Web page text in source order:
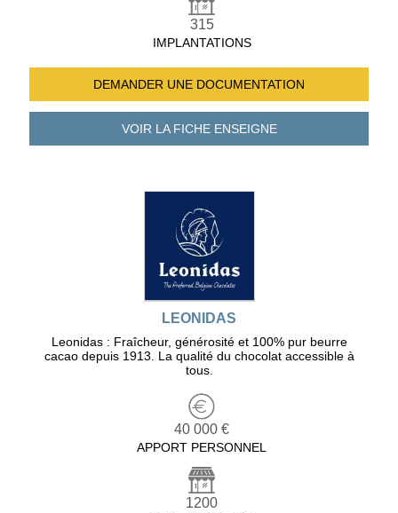
315
IMPLANTATIONS
DEMANDER UNE DOCUMENTATION
VOIR LA FICHEENSEIGNE
LEONIDAS
Leonidas : Fraîcheur, générosité et 100% pur beurre
cacao depuis 1913. La qualité du chocolat accessible à
tous.
40 000 €
APPORT PERSONNEL
1200